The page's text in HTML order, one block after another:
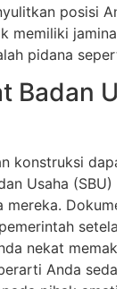
posisi
memiliki jaminan
pidana seperti
Badan
konstruksi dapat
Usaha (SBU)
setelah
nekat memakai
Anda